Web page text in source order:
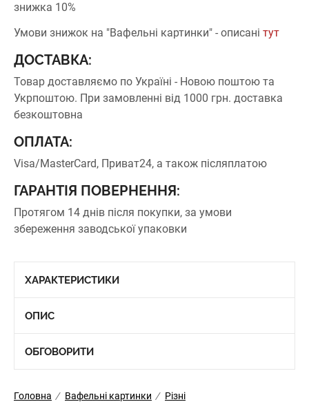
знижка 10%
Умови знижок на "Вафельні картинки" - описані тут
ДОСТАВКА:
Товар доставляємо по Україні - Новою поштою та
Укрпоштою. При замовленні від 1000 грн. доставка
безкоштовна
ОПЛАТА:
Visa/MasterCard, Приват24, а також післяплатою
ГАРАНТІЯ ПОВЕРНЕННЯ:
Протягом 14 днів після покупки, за умови
збереження заводської упаковки
ХАРАКТЕРИСТИКИ
ОПИС
ОБГОВОРИТИ
Головна / Вафельні картинки / Різні